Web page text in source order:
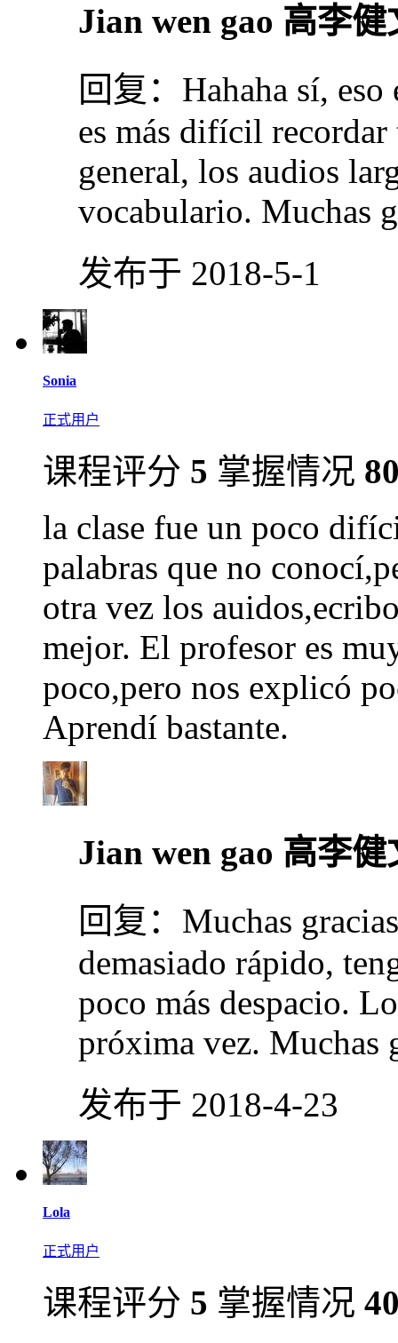
Jian wen gao 高李健
回复： Hahaha sí,
es más difícil
general, los audios
vocabulario. Muchas
发布于 2018-5-1
Sonia
正式用户
课程评分 5 掌握情况
la clase fue un poco
palabras que no
otra vez los
mejor. El profesor es
poco,pero nos explicó
Aprendí bastante.
Jian wen gao 高李健
回复： Muchas
demasiado rápido,
poco más despacio.
próxima vez. Muchas
发布于 2018-4-23
Lola
正式用户
课程评分 5 掌握情况